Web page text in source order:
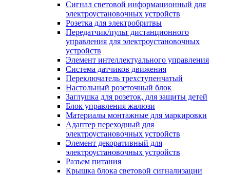
Сигнал световой информационный для
электроустановочных устройств
Розетка для электробритвы
Передатчик/пульт дистанционного
управления для электроустановочных
устройств
Элемент интеллектуального управления
Система датчиков движения
Переключатель трехступенчатый
Настольный розеточный блок
Заглушка для розеток, для защиты детей
Блок управления жалюзи
Материалы монтажные для маркировки
Адаптер переходный для
электроустановочных устройств
Элемент декоративный для
электроустановочных устройств
Разъем питания
Крышка блока световой сигнализации